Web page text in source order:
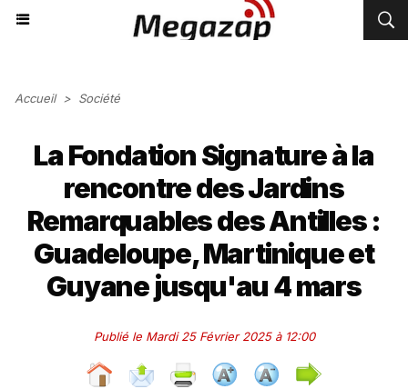
Accueil > Société
La Fondation Signature à la
rencontre des Jardins
Remarquables des Antilles :
Guadeloupe, Martinique et
Guyane jusqu'au 4 mars
Publié le Mardi 25 Février 2025 à 12:00